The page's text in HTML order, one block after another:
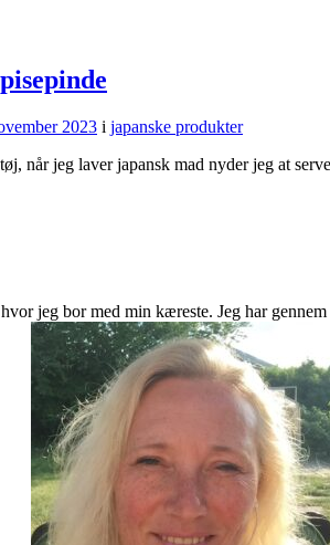
2023 i japanske produkter
når jeg laver japansk mad nyder jeg at
jeg bor med min kæreste. Jeg har